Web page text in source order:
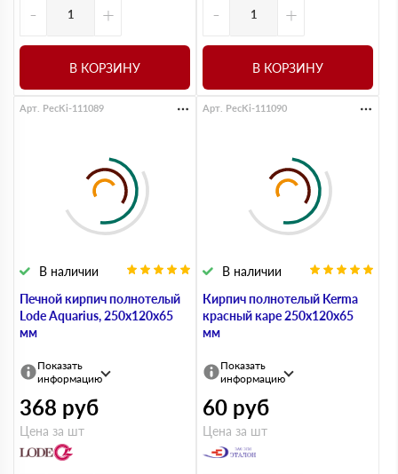
- +
В КОРЗИНУ
- +
В КОРЗИНУ
Печной кирпич полнотелый
Lode Aquarius, 250х120х65
мм
В наличии
Арт. PecKi-111089
Показать
информацию
368 руб
Цена за шт
Кирпич полнотелый Kerma
красный каре 250х120х65
мм
В наличии
Арт. PecKi-111090
Показать
информацию
60 руб
Цена за шт